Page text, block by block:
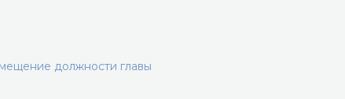
должности главы